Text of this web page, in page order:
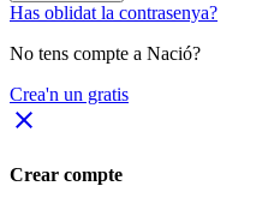
Has oblidat la contrasenya?
No tens compte a Nació?
Crea'n un gratis
close
Crear compte